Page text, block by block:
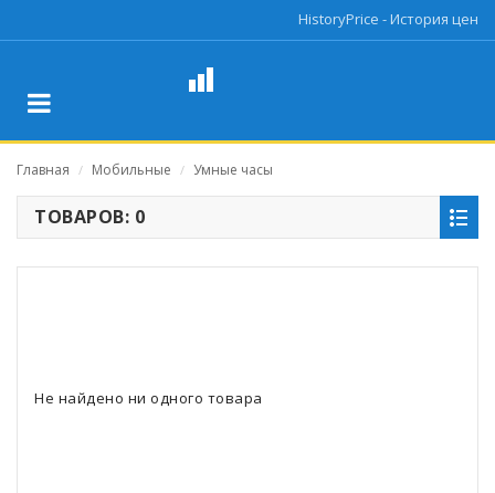
HistoryPrice - История цен
Главная / Мобильные / Умные часы
ТОВАРОВ: 0
Не найдено ни одного товара